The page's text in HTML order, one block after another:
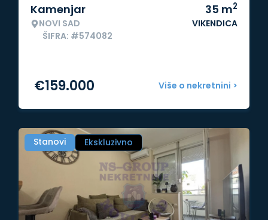
Kamenjar
NOVI SAD
ŠIFRA: #574082
35 m2
VIKENDICA
Više o nekretnini >
€159.000
Stanovi Ekskluzivno